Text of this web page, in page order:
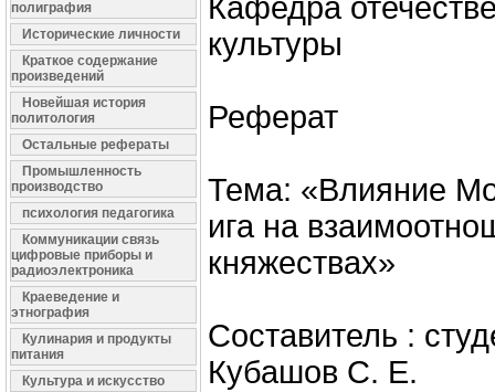
полиграфия
Исторические личности
Краткое содержание
произведений
Новейшая история
политология
Остальные рефераты
Промышленность
производство
психология педагогика
Коммуникации связь
цифровые приборы и
радиоэлектроника
Краеведение и
этнография
Кулинария и продукты
питания
Культура и искусство
Кафедра
культуры
Реферат
Тема: «Влияние
ига на
княжествах»
Составитель :
Кубашов С. Е.